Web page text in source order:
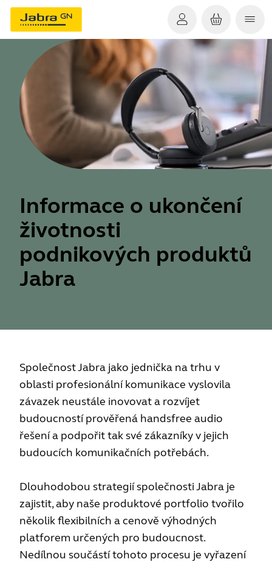
Informace o ukončení
životnosti
podnikových produktů
Jabra
Společnost Jabra jako jednička na trhu v
oblasti profesionální komunikace vyslovila
závazek neustále inovovat a rozvíjet
budoucností prověřená handsfree audio
řešení a podpořit tak své zákazníky v jejich
budoucích komunikačních potřebách.
Dlouhodobou strategií společnosti Jabra je
zajistit, aby naše produktové portfolio tvořilo
několik flexibilních a cenově výhodných
platforem určených pro budoucnost.
Nedílnou součástí tohoto procesu je vyřazení